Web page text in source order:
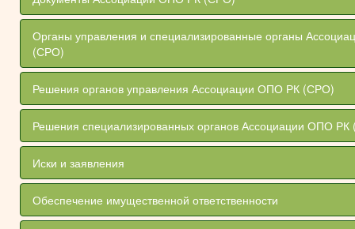
Органы управления и специализированные органы
(СРО)
Решения органов управления Ассоциации ОПО РК (СРО)
Решения специализированных органов Ассоциации ОПО
Иски и заявления
Обеспечение имущественной ответственности